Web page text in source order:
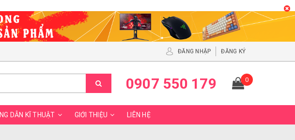
ĐĂNG NHẬP ĐĂNG KÝ
0907 550 179 0
DẪN KĨ THUẬT GIỚI THIỆU LIÊN HỆ